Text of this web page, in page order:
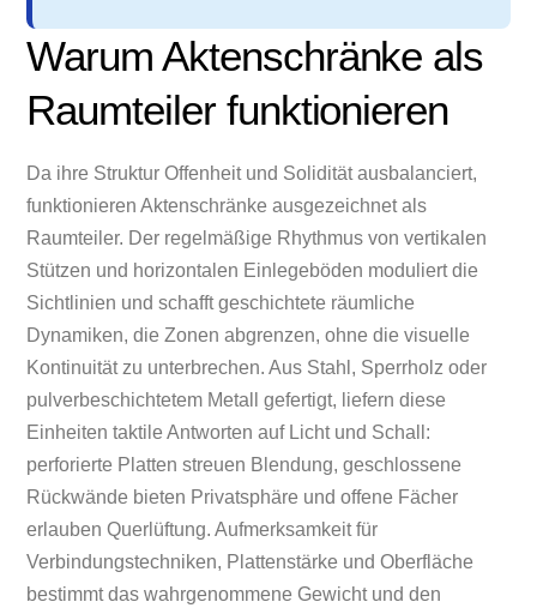
Warum Aktenschränke als
Raumteiler funktionieren
Da ihre Struktur Offenheit und Solidität ausbalanciert,
funktionieren Aktenschränke ausgezeichnet als
Raumteiler. Der regelmäßige Rhythmus von vertikalen
Stützen und horizontalen Einlegeböden moduliert die
Sichtlinien und schafft geschichtete räumliche
Dynamiken, die Zonen abgrenzen, ohne die visuelle
Kontinuität zu unterbrechen. Aus Stahl, Sperrholz oder
pulverbeschichtetem Metall gefertigt, liefern diese
Einheiten taktile Antworten auf Licht und Schall:
perforierte Platten streuen Blendung, geschlossene
Rückwände bieten Privatsphäre und offene Fächer
erlauben Querlüftung. Aufmerksamkeit für
Verbindungstechniken, Plattenstärke und Oberfläche
bestimmt das wahrgenommene Gewicht und den